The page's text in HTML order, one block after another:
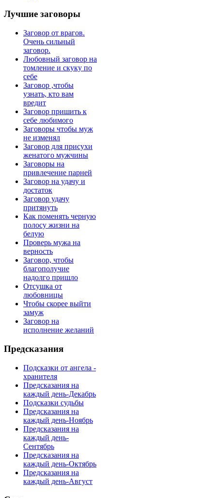
Лучшие заговоры
Заговор от врагов.
Очень сильный
заговор.
Любовный заговор на
томление и скуку по
себе
Заговор ,чтобы
узнать, кто вам
вредит
Заговор пришить к
себе любимого
Заговоры чтобы муж
не изменял
Заговор для присухи
женатого мужчины
Заговоры на
привлечение парней
Заговор на удачу и
достаток
Заговор удачу
притянуть
Как поменять черную
полосу жизни на
белую
Проверь мужа на
верность
Заговор, чтобы
благополучие
надолго пришло
Отсушка от
любовницы
Чтобы скорее выйти
замуж
Заговор на
исполнение желаний
Предсказания
Подсказки от ангела -
хранителя
Предсказания на
каждый день-Декабрь
Подсказки судьбы
Предсказания на
каждый день-Ноябрь
Предсказания на
каждый день-
Сентябрь
Предсказания на
каждый день-Октябрь
Предсказания на
каждый день-Август